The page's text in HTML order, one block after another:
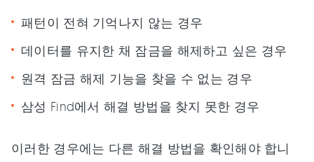
패턴이 전혀 기억나지 않는 경우
데이터를 유지한 채 잠금을 해제하고 싶은 경우
원격 잠금 해제 기능을 찾을 수 없는 경우
삼성 Find에서 해결 방법을 찾지 못한 경우
이러한 경우에는 다른 해결 방법을 확인해야 합니